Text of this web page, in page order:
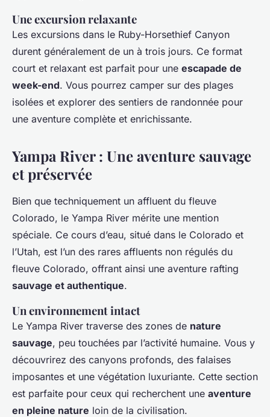
Une excursion relaxante
Les excursions dans le Ruby-Horsethief Canyon
durent généralement de un à trois jours. Ce format
court et relaxant est parfait pour une escapade de
week-end. Vous pourrez camper sur des plages
isolées et explorer des sentiers de randonnée pour
une aventure complète et enrichissante.
Yampa River : Une aventure sauvage
et préservée
Bien que techniquement un affluent du fleuve
Colorado, le Yampa River mérite une mention
spéciale. Ce cours d’eau, situé dans le Colorado et
l’Utah, est l’un des rares affluents non régulés du
fleuve Colorado, offrant ainsi une aventure rafting
sauvage et authentique.
Un environnement intact
Le Yampa River traverse des zones de nature
sauvage, peu touchées par l’activité humaine. Vous y
découvrirez des canyons profonds, des falaises
imposantes et une végétation luxuriante. Cette section
est parfaite pour ceux qui recherchent une aventure
en pleine nature loin de la civilisation.